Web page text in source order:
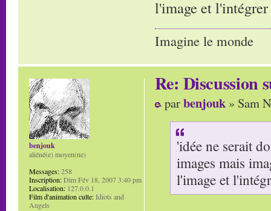
l'image et
Imagine le monde
Re: Discussion
parbenjouk » Sam
'idée ne serait
images mais
l'image et
benjouk
aliéné(e) moyen(ne)
Messages:258
Inscription:Dim Fév 18, 2007 3:40 pm
Localisation: 127.0.0.1
Film d'animation culte:Idiots and
Angels